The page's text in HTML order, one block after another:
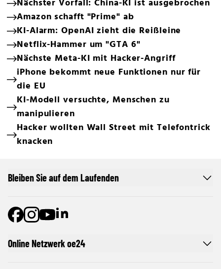
Nächster Vorfall: China-KI ist ausgebrochen
Amazon schafft "Prime" ab
KI-Alarm: OpenAI zieht die Reißleine
Netflix-Hammer um "GTA 6"
Nächste Meta-KI mit Hacker-Angriff
iPhone bekommt neue Funktionen nur für
die EU
KI-Modell versuchte, Menschen zu
manipulieren
Hacker wollten Wall Street mit Telefontrick
knacken
Online Netzwerk oe24
Bleiben Sie auf dem Laufenden